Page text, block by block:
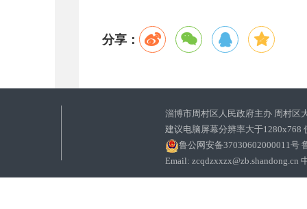
分享：
淄博市周村区人民政府主办 周村区
建议电脑屏幕分辨率大于1280x768
鲁公网安备37030602000011号
Email: zcqdzxxzx@zb.shandong.cn